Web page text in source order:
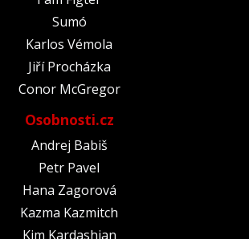
Sumó
Karlos Vémola
Jiří Procházka
Conor McGregor
Osobnosti.cz
Andrej Babiš
Petr Pavel
Hana Zagorová
Kazma Kazmitch
Kim Kardashian